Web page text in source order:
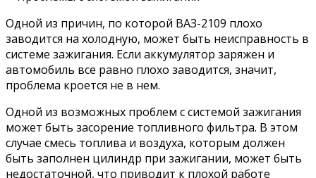
Одной из причин, по которой ВАЗ-2109 плохо
заводится на холодную, может быть неисправность в
системе зажигания. Если аккумулятор заряжен и
автомобиль все равно плохо заводится, значит,
проблема кроется не в нем.
Одной из возможных проблем с системой зажигания
может быть засорение топливного фильтра. В этом
случае смесь топлива и воздуха, которым должен
быть заполнен цилиндр при зажигании, может быть
недостаточной, что приводит к плохой работе